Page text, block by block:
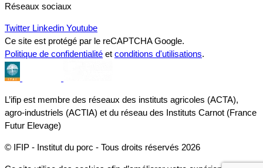
Réseaux sociaux
Twitter Linkedin Youtube
Ce site est protégé par le reCAPTCHA Google.
Politique de confidentialité et conditions d'utilisations.
L’ifip est membre des réseaux des instituts agricoles (ACTA),
agro-industriels (ACTIA) et du réseau des Instituts Carnot (France
Futur Elevage)
© IFIP - Institut du porc - Tous droits réservés 2026